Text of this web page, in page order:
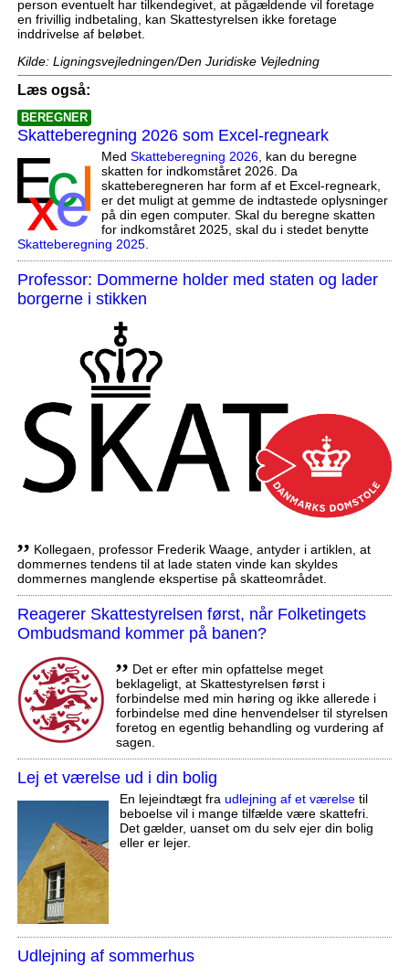
person eventuelt har tilkendegivet, at pågældende vil foretage
en frivillig indbetaling, kan Skattestyrelsen ikke foretage
inddrivelse af beløbet.
Kilde: Ligningsvejledningen/Den Juridiske Vejledning
Læs også:
BEREGNER
Skatteberegning 2026 som Excel-regneark
Med Skatteberegning 2026, kan du beregne
skatten for indkomståret 2026. Da
skatteberegneren har form af et Excel-regneark,
er det muligt at gemme de indtastede oplysninger
på din egen computer. Skal du beregne skatten
for indkomståret 2025, skal du i stedet benytte
Skatteberegning 2025.
Professor: Dommerne holder med staten og lader
borgerne i stikken
,, Kollegaen, professor Frederik Waage, antyder i artiklen, at
dommernes tendens til at lade staten vinde kan skyldes
dommernes manglende ekspertise på skatteområdet.
Reagerer Skattestyrelsen først, når Folketingets
Ombudsmand kommer på banen?
,, Det er efter min opfattelse meget
beklageligt, at Skattestyrelsen først i
forbindelse med min høring og ikke allerede i
forbindelse med dine henvendelser til styrelsen
foretog en egentlig behandling og vurdering af
sagen.
Lej et værelse ud i din bolig
En lejeindtægt fra udlejning af et værelsetil
beboelse vil i mange tilfælde være skattefri.
Det gælder, uanset om du selv ejer din bolig
eller er lejer.
Udlejning af sommerhus